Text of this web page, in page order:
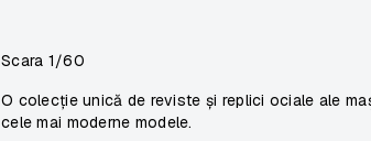
Scara 1/60
O colecţie unică de reviste și replici ociale ale
cele mai moderne modele.